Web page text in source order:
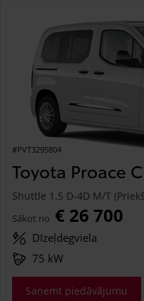
#PVT3295804
Toyota Proace
Shuttle 1.5 D-4D M/T
Sākot no € 26 700
Dīzeļdegviela
75 kW
Saņemt piedāvājumu